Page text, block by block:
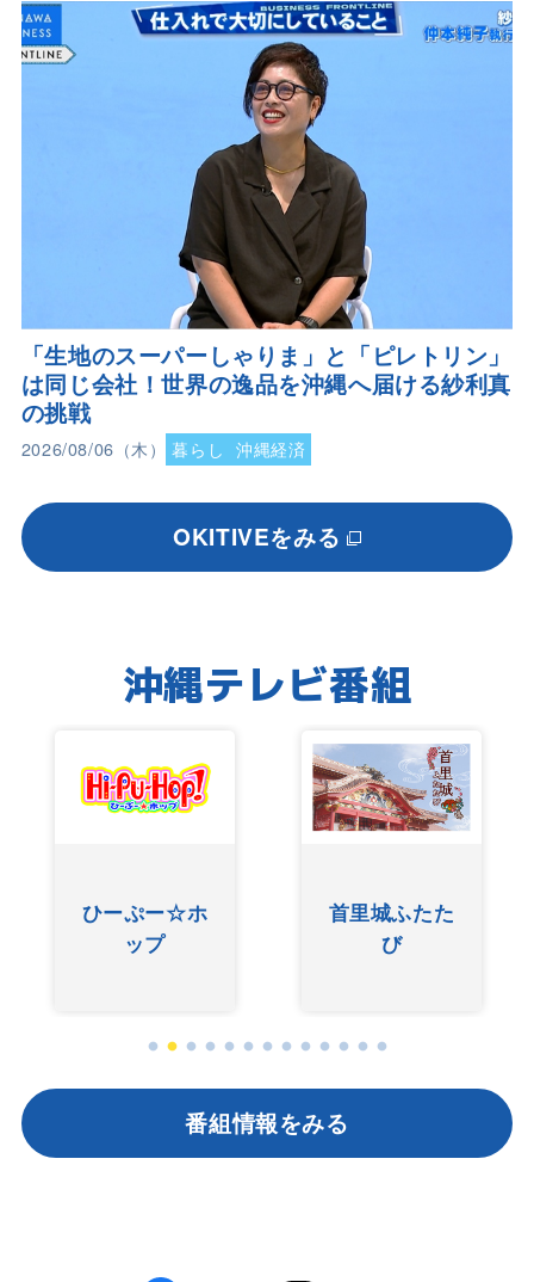
「生地のスーパーしゃりま」と「ピレトリン」
は同じ会社！世界の逸品を沖縄へ届ける紗利真
の挑戦
2026/08/06（木） 暮らし 沖縄経済
OKITIVEをみる
沖縄テレビ番組
ひーぷー☆ホ
ップ
首里城ふたた
び
番組情報をみる